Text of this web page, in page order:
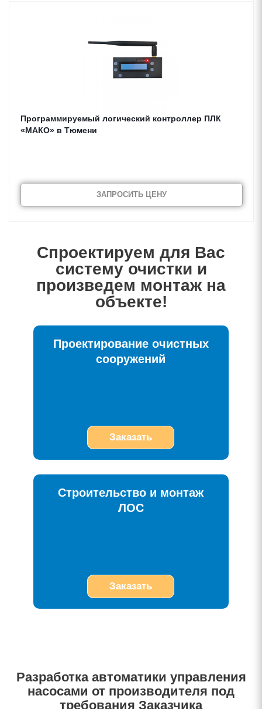
Программируемый логический контроллер ПЛК
«МАКО» в Тюмени
ЗАПРОСИТЬ ЦЕНУ
Спроектируем для Вас
систему очистки и
произведем монтаж на
объекте!
Проектирование очистных
сооружений
Заказать
Строительство и монтаж
ЛОС
Заказать
Разработка автоматики управления
насосами от производителя под
требования Заказчика